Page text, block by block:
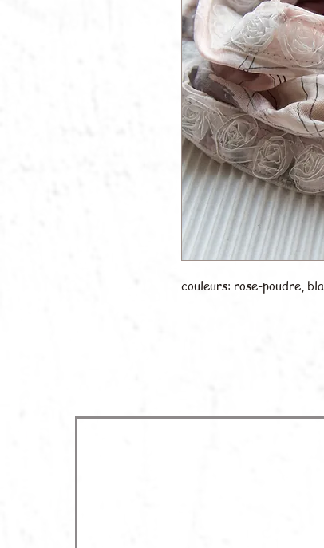
couleurs: rose-poudre,